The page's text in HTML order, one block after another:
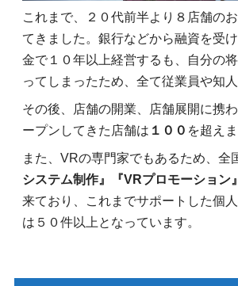
これまで、２０代前半より８店舗の
てきました。銀行などから融資を受
金で１０年以上経営するも、自分の
ってしまったため、全て従業員や知人
その後、店舗の開業、店舗展開に携
ープンしてきた店舗は １００ を超えま
また、VRの専門家でもあるため、全
システム制作』『VRプロモーション』
来ており、これまでサポートした個
は５０件以上となっています。